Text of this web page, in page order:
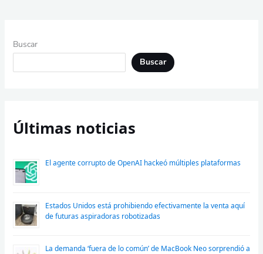
Buscar
Buscar
Últimas noticias
El agente corrupto de OpenAI hackeó múltiples plataformas
Estados Unidos está prohibiendo efectivamente la venta aquí
de futuras aspiradoras robotizadas
La demanda ‘fuera de lo común’ de MacBook Neo sorprendió a